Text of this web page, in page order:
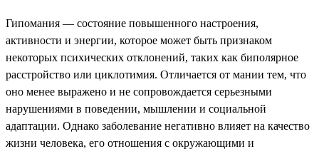
Гипомания — состояние повышенного настроения,
активности и энергии, которое может быть признаком
некоторых психических отклонений, таких как биполярное
расстройство или циклотимия. Отличается от мании тем, что
оно менее выражено и не сопровождается серьезными
нарушениями в поведении, мышлении и социальной
адаптации. Однако заболевание негативно влияет на качество
жизни человека, его отношения с окружающими и